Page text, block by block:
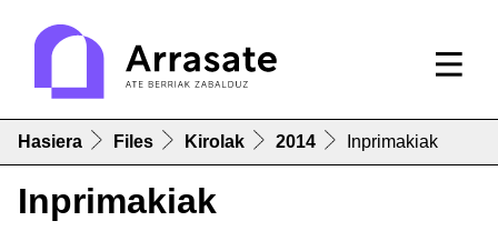
Hasiera Files Kirolak 2014 Inprimakiak
Inprimakiak